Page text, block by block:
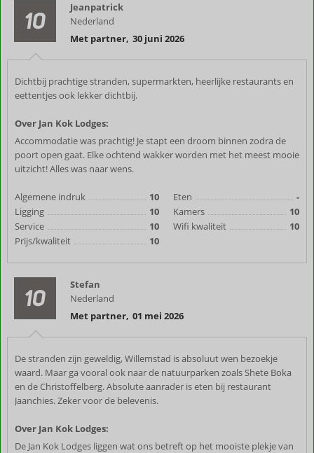
10
Jeanpatrick
Nederland
Met partner, 30 juni 2026
Dichtbij prachtige stranden, supermarkten, heerlijke restaurants en
eettentjes ook lekker dichtbij.
Over Jan Kok Lodges:
Accommodatie was prachtig! Je stapt een droom binnen zodra de
poort open gaat. Elke ochtend wakker worden met het meest mooie
uitzicht! Alles was naar wens.
Algemene indruk
10
Ligging
10
Service
10
Prijs/kwaliteit
10
Eten
-
Kamers
10
Wifi kwaliteit
10
10
Stefan
Nederland
Met partner, 01 mei 2026
De stranden zijn geweldig, Willemstad is absoluut wen bezoekje
waard. Maar ga vooral ook naar de natuurparken zoals Shete Boka
en de Christoffelberg. Absolute aanrader is eten bij restaurant
Jaanchies. Zeker voor de belevenis.
Over Jan Kok Lodges:
De Jan Kok Lodges liggen wat ons betreft op het mooiste plekje van